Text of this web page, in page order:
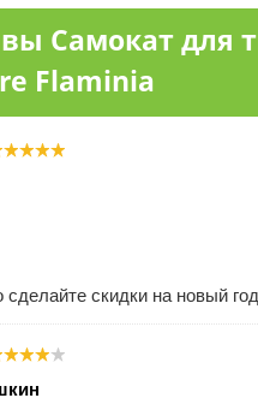
Самокат для
Flaminia
сделайте скидки на новый год